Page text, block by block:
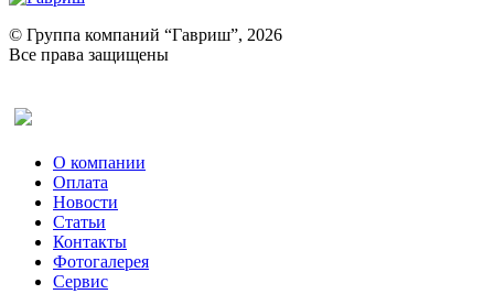
Ревень
Рукола
Рута
Тмин
Трава для чая
Туласи
Укроп
Фенхель пряный
Хризантема овощная
Цикорий пряный
© Группа компаний “Гавриш”, 2026
Все права защищены
О компании
Оплата
Новости
Статьи
Контакты
Фотогалерея​
Сервис